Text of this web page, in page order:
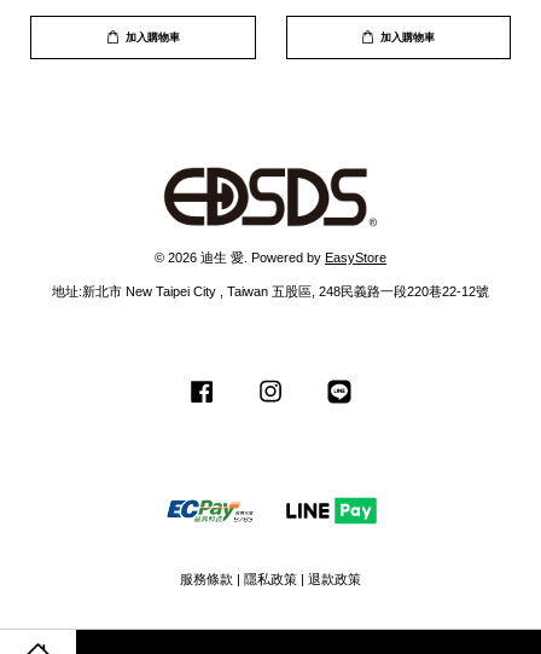
加入購物車 加入購物車
© 2026 迪生 愛. Powered by EasyStore
地址:新北市 New Taipei City , Taiwan 五股區, 248民義路一段220巷22-12號
Facebook Instagram
服務條款 | 隱私政策 | 退款政策